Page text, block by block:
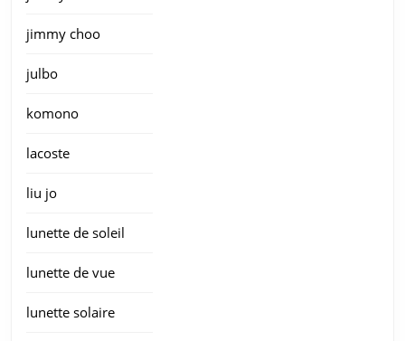
jimmy choo
julbo
komono
lacoste
liu jo
lunette de soleil
lunette de vue
lunette solaire